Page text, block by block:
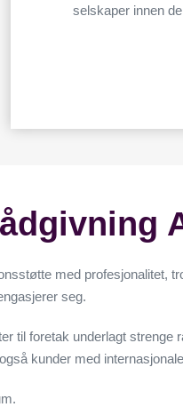
selskaper innen
med profesjonalitet,
seg.
til foretak underlagt strenge
kunder med
Les mer